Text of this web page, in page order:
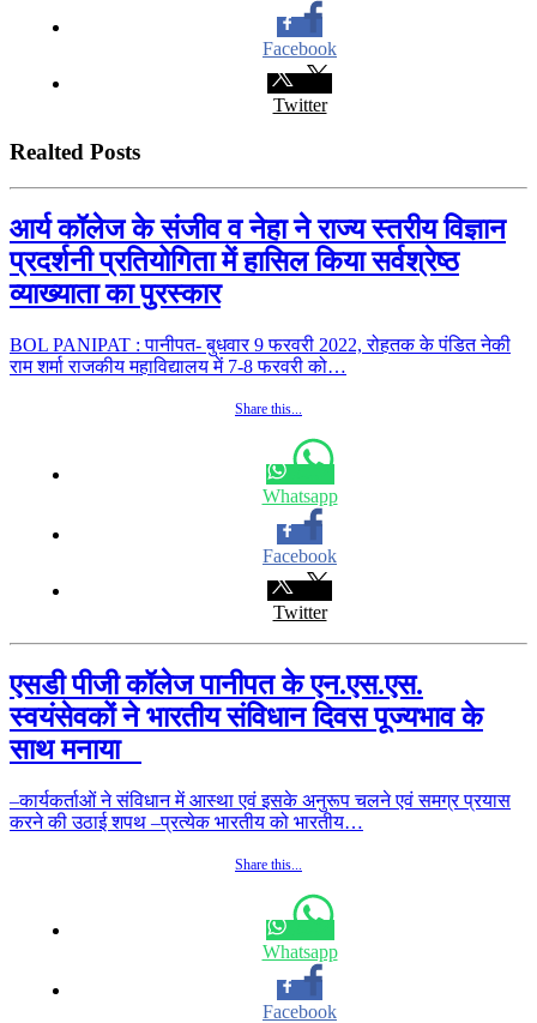
Facebook
Twitter
Realted Posts
आर्य कॉलेज के संजीव व नेहा ने राज्य स्तरीय विज्ञान
प्रदर्शनी प्रतियोगिता में हासिल किया सर्वश्रेष्ठ
व्याख्याता का पुरस्कार
BOL PANIPAT : पानीपत- बुधवार 9 फरवरी 2022, रोहतक के पंडित नेकी
राम शर्मा राजकीय महाविद्यालय में 7-8 फरवरी को…
Share this...
Whatsapp
Facebook
Twitter
एसडी पीजी कॉलेज पानीपत के एन.एस.एस.
स्वयंसेवकों ने भारतीय संविधान दिवस पूज्यभाव के
साथ मनाया
–कार्यकर्ताओं ने संविधान में आस्था एवं इसके अनुरूप चलने एवं समग्र प्रयास
करने की उठाई शपथ –प्रत्येक भारतीय को भारतीय…
Share this...
Whatsapp
Facebook